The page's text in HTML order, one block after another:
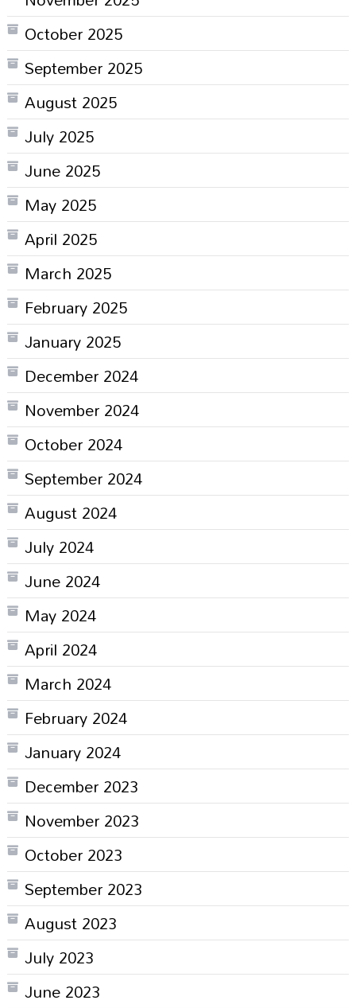
October 2025
September 2025
August 2025
July 2025
June 2025
May 2025
April 2025
March 2025
February 2025
January 2025
December 2024
November 2024
October 2024
September 2024
August 2024
July 2024
June 2024
May 2024
April 2024
March 2024
February 2024
January 2024
December 2023
November 2023
October 2023
September 2023
August 2023
July 2023
June 2023